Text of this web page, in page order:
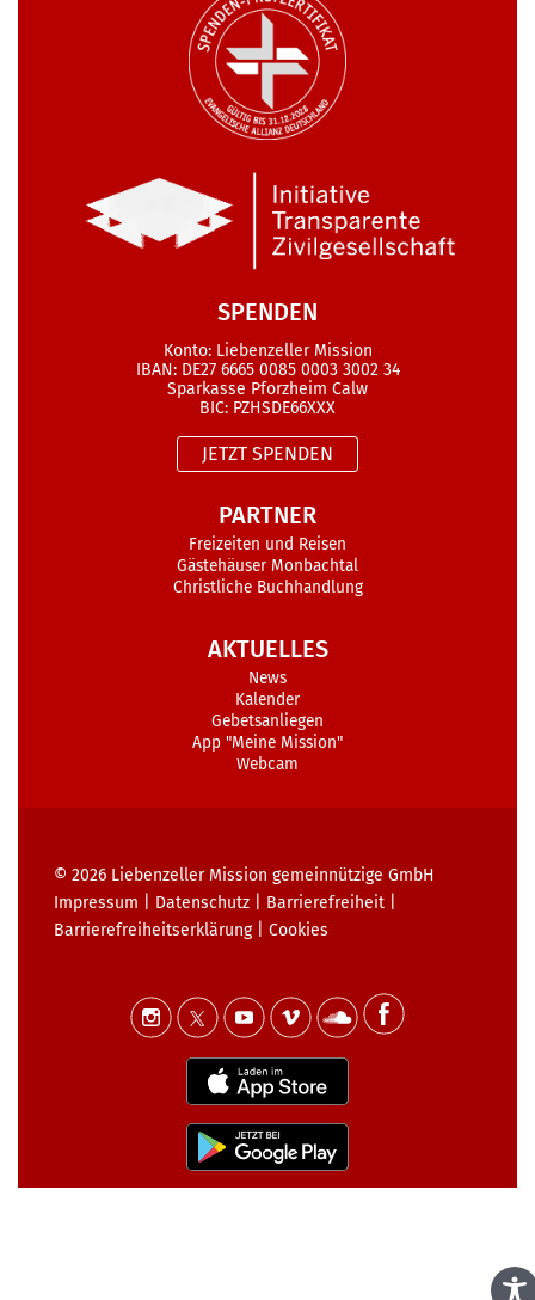
SPENDEN
Konto: Liebenzeller Mission
IBAN: DE27 6665 0085 0003 3002 34
Sparkasse Pforzheim Calw
BIC: PZHSDE66XXX
JETZT SPENDEN
PARTNER
Freizeiten und Reisen
Gästehäuser Monbachtal
Christliche Buchhandlung
AKTUELLES
News
Kalender
Gebetsanliegen
App "Meine Mission"
Webcam
© 2026 Liebenzeller Mission gemeinnützige GmbH
Impressum
Datenschutz Barrierefreiheit
Barrierefreiheits­erklärung| Cookies